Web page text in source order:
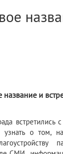
название и
встретились
о том,